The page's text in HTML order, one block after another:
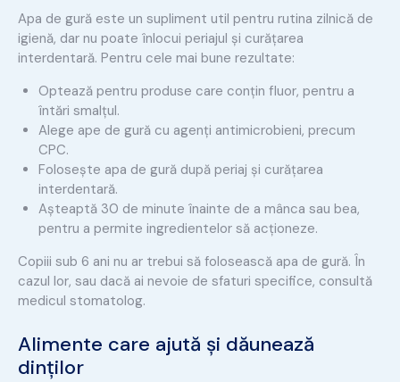
Apa de gură este un supliment util pentru rutina zilnică de
igienă, dar nu poate înlocui periajul și curățarea
interdentară. Pentru cele mai bune rezultate:
Optează pentru produse care conțin fluor, pentru a
întări smalțul.
Alege ape de gură cu agenți antimicrobieni, precum
CPC.
Folosește apa de gură după periaj și curățarea
interdentară.
Așteaptă 30 de minute înainte de a mânca sau bea,
pentru a permite ingredientelor să acționeze.
Copiii sub 6 ani nu ar trebui să folosească apa de gură. În
cazul lor, sau dacă ai nevoie de sfaturi specifice, consultă
medicul stomatolog.
Alimente care ajută și dăunează
dinților